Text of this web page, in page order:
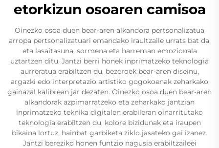
etorkizun osoaren camisoa
Oinezko osoa duen bear-aren alkandora pertsonalizatua
arropa pertsonalizatuari emandako iraultzaile urrats bat da,
eta lasaitasuna, sormena eta harreman emozionala
uztartzen ditu. Jantzi berri honek inprimatzeko teknologia
aurreratua erabiltzen du, bezeroek bear-aren diseinu,
argazki edo interpretazio artistiko gogokoenak zeharkako
gainazal kalibrean jar dezaten. Oinezko osoa duen bear-aren
alkandorak azpimarratzeko eta zeharkako jantzian
inprimatzeko teknika digitalen erabileran oinarritutako
teknologia erabiltzen du, kolore bizidunak eta iraupen
bikaina lortuz, hainbat garbiketa ziklo jasateko gai izanez.
Jantzi bereziko honen funtzio nagusia erabiltzaileei